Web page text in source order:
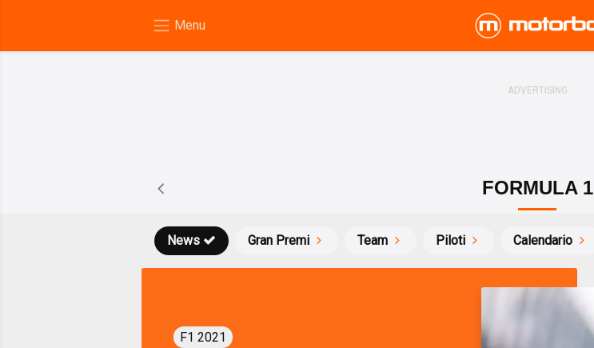
FORMULA 1
News Gran Premi Team Piloti Calendario
F1 2021